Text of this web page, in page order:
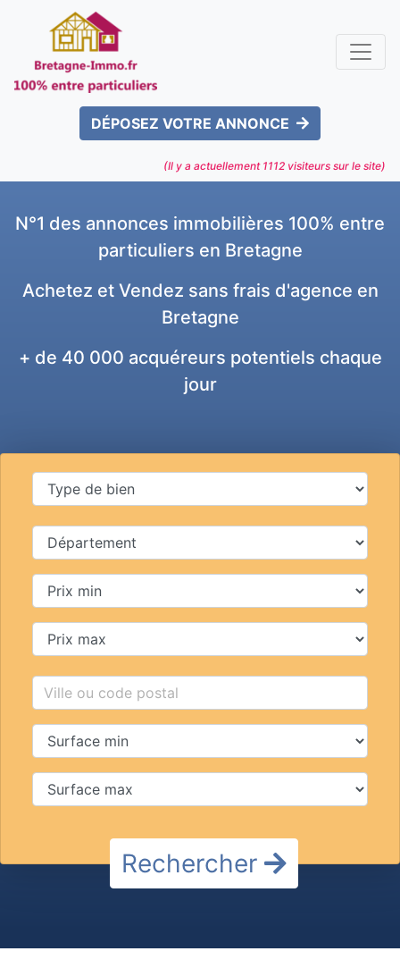
DÉPOSEZ VOTRE ANNONCE
(Il y a actuellement 1112 visiteurs sur le site)
N°1 des annonces immobilières 100% entre
particuliers en Bretagne
Achetez et Vendez sans frais d'agence en
Bretagne
+ de 40 000 acquéreurs potentiels chaque
jour
Rechercher